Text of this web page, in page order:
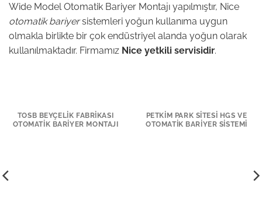
Wide Model Otomatik Bariyer Montajı yapılmıştır, Nice
otomatik bariyersistemleri yoğun kullanıma uygun
olmakla birlikte bir çok endüstriyel alanda yoğun olarak
kullanılmaktadır. Firmamız Nice yetkili servisidir.
TOSB BEYÇELIK FABRIKASI
OTOMATIK BARIYER MONTAJI
PETKIM PARK SITESI HGS VE
OTOMATIK BARIYER SISTEMI